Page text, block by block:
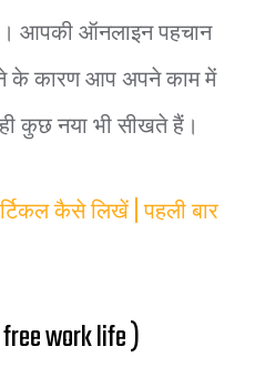
आपकी ऑनलाइन पहचान
के कारण आप अपने काम में
कुछ नया भी सीखते हैं।
कैसे लिखें | पहली बार
work life )